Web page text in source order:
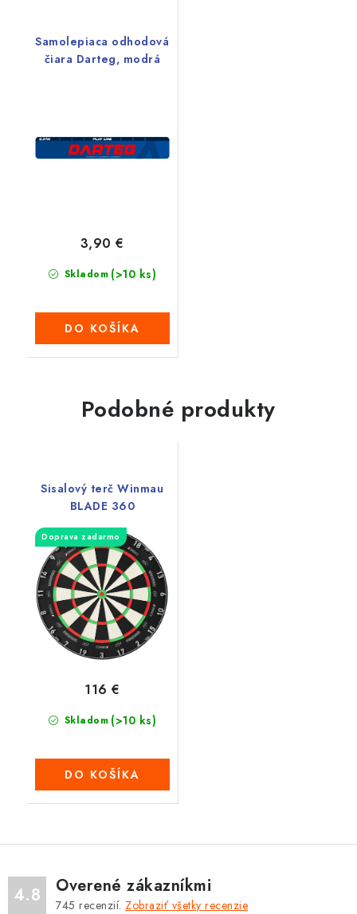
Samolepiaca odhodová
čiara Darteg, modrá
Skladom (>10 ks)
3,90 €
DO KOŠÍKA
Podobné produkty
Sisalový terč Winmau
BLADE 360
Doprava zadarmo
Skladom (>10 ks)
116 €
DO KOŠÍKA
4.8 Overené zákazníkmi
745 recenzií. Zobraziť všetky recenzie